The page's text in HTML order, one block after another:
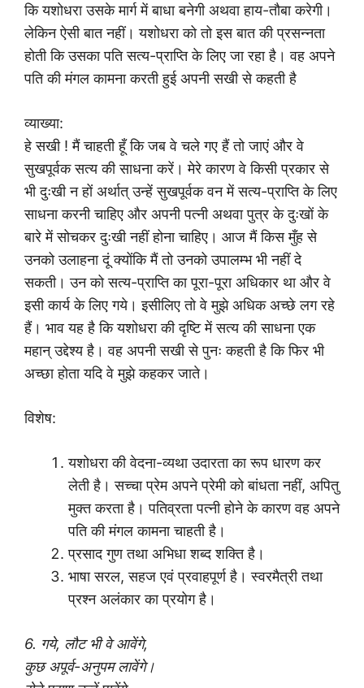
कि यशोधरा उसके मार्ग में बाधा बनेगी अथवा हाय-तौबा करेगी।
लेकिन ऐसी बात नहीं। यशोधरा को तो इस बात की प्रसन्नता
होती कि उसका पति सत्य-प्राप्ति के लिए जा रहा है। वह अपने
पति की मंगल कामना करती हुई अपनी सखी से कहती है
व्याख्या:
हे सखी ! मैं चाहती हूँ कि जब वे चले गए हैं तो जाएं और वे
सुखपूर्वक सत्य की साधना करें। मेरे कारण वे किसी प्रकार से
भी दुःखी न हों अर्थात् उन्हें सुखपूर्वक वन में सत्य-प्राप्ति के लिए
साधना करनी चाहिए और अपनी पत्नी अथवा पुत्र के दुःखों के
बारे में सोचकर दुःखी नहीं होना चाहिए। आज मैं किस मुँह से
उनको उलाहना दूं क्योंकि मैं तो उनको उपालम्भ भी नहीं दे
सकती। उन को सत्य-प्राप्ति का पूरा-पूरा अधिकार था और वे
इसी कार्य के लिए गये। इसीलिए तो वे मुझे अधिक अच्छे लग रहे
हैं। भाव यह है कि यशोधरा की दृष्टि में सत्य की साधना एक
महान् उद्देश्य है। वह अपनी सखी से पुनः कहती है कि फिर भी
अच्छा होता यदि वे मुझे कहकर जाते।
विशेष:
यशोधरा की वेदना-व्यथा उदारता का रूप धारण कर
लेती है। सच्चा प्रेम अपने प्रेमी को बांधता नहीं, अपितु
मुक्त करता है। पतिव्रता पत्नी होने के कारण वह अपने
पति की मंगल कामना चाहती है।
प्रसाद गुण तथा अभिधा शब्द शक्ति है।
भाषा सरल, सहज एवं प्रवाहपूर्ण है। स्वरमैत्री तथा
प्रश्न अलंकार का प्रयोग है।
6. गये, लौट भी वे आवेंगे,
कुछ अपूर्व-अनुपम लावेंगे।